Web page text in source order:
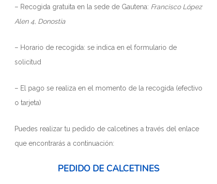
– Recogida gratuita en la sede de Gautena: Francisco López
Alen 4, Donostia
– Horario de recogida: se indica en el formulario de
solicitud
– El pago se realiza en el momento de la recogida (efectivo
o tarjeta)
Puedes realizar tu pedido de calcetines a través del enlace
que encontrarás a continuación:
PEDIDO DE CALCETINES